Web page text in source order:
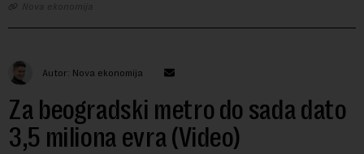
Nova ekonomija
Autor: Nova ekonomija
Za beogradski metro do sada dato
3,5 miliona evra (Video)